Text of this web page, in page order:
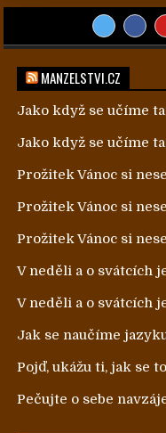
MANZELSTVI.CZ
Jako když se učíme
Jako když se učíme
Prožitek Vánoc si
Prožitek Vánoc si
Prožitek Vánoc si
V neděli a o svátcích
V neděli a o svátcích
Jak se naučíme
Pojď, ukážu ti, jak se
Pečujte o sebe